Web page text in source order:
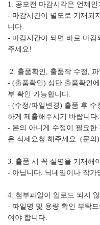
1. 공모전 마감시각은 언제인
- 마감시간이 별도로 기재되
니다.
- 마감시간이 되면 바로 마감
주세요!
2. 출품확인, 출품작 수정,
- (출품확인) 상단 출품확인
부 확인 가능합니다.
- (수정/파일변경) 출품 후 수
하게 제출해주시기 바랍니다.
- 본의 아니게 수정이 필요한
은 삭제요청 해주세요. (문의
3. 출품 시 꼭 실명을 기재해
- 아닙니다. 닉네임이나 작가
4. 첨부파일이 업로드 되지
- 파일명 및 용량 확인 부탁
여야 합니다.